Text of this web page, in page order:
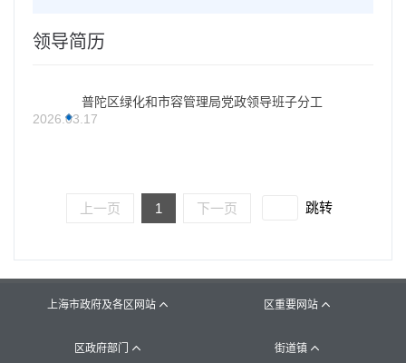
领导简历
普陀区绿化和市容管理局党政领导班子分工
2026.03.17
上一页 1 下一页 跳转
上海市政府及各区网站  区重要网站 
区政府部门  街道镇 